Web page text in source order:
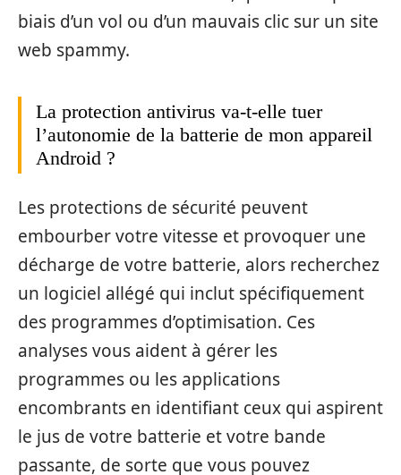
biais d’un vol ou d’un mauvais clic sur un site
web spammy.
La protection antivirus va-t-elle tuer
l’autonomie de la batterie de mon appareil
Android ?
Les protections de sécurité peuvent
embourber votre vitesse et provoquer une
décharge de votre batterie, alors recherchez
un logiciel allégé qui inclut spécifiquement
des programmes d’optimisation. Ces
analyses vous aident à gérer les
programmes ou les applications
encombrants en identifiant ceux qui aspirent
le jus de votre batterie et votre bande
passante, de sorte que vous pouvez